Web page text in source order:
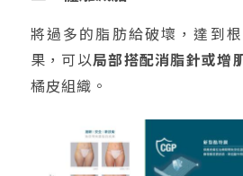
將過多的脂肪給破壞，達到
果，可以局部搭配消脂針或增
橘皮組織。